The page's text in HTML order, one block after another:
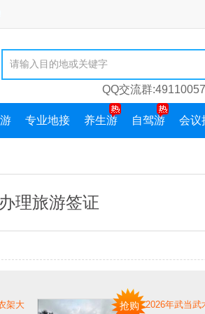
QQ交流群
专业地接 养生游 自驾游 会议
理旅游签证
架大
抢购 2026年武当武